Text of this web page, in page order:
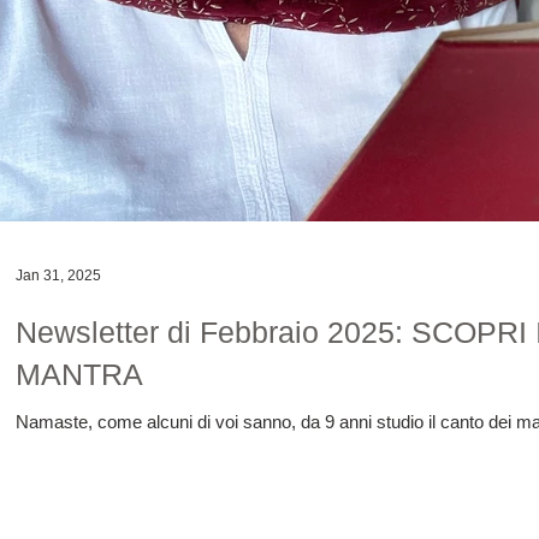
Newsletter di Febbraio 2025:
MANTRA
Namaste, come alcuni di voi sanno, da 9 anni studio il canto dei
Jan 31, 2025